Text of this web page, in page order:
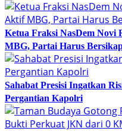
Ketua Fraksi NasDem
MBG, Partai Harus
Sahabat Presisi Ingatkan
Pergantian Kapolri